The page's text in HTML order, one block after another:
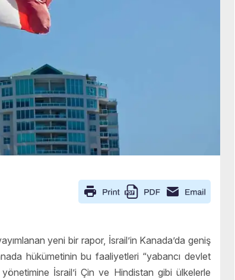
yeni bir rapor, İsrail’in Kanada’da geniş
hükümetinin bu faaliyetleri “yabancı devlet
İsrail’i Çin ve Hindistan gibi ülkelerle